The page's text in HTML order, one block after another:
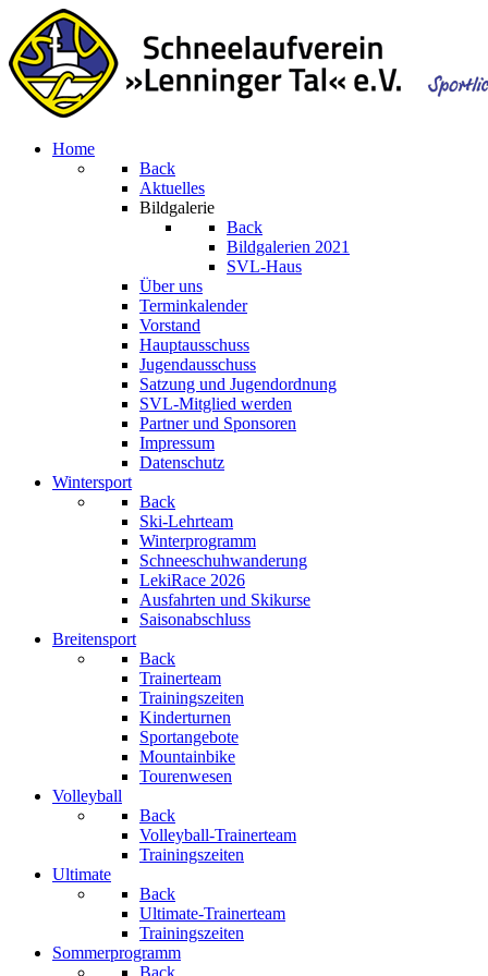
Home
Back
Aktuelles
Bildgalerie
Back
Bildgalerien 2021
SVL-Haus
Über uns
Terminkalender
Vorstand
Hauptausschuss
Jugendausschuss
Satzung und Jugendordnung
SVL-Mitglied werden
Partner und Sponsoren
Impressum
Datenschutz
Wintersport
Back
Ski-Lehrteam
Winterprogramm
Schneeschuhwanderung
LekiRace 2026
Ausfahrten und Skikurse
Saisonabschluss
Breitensport
Back
Trainerteam
Trainingszeiten
Kinderturnen
Sportangebote
Mountainbike
Tourenwesen
Volleyball
Back
Volleyball-Trainerteam
Trainingszeiten
Ultimate
Back
Ultimate-Trainerteam
Trainingszeiten
Sommerprogramm
Back